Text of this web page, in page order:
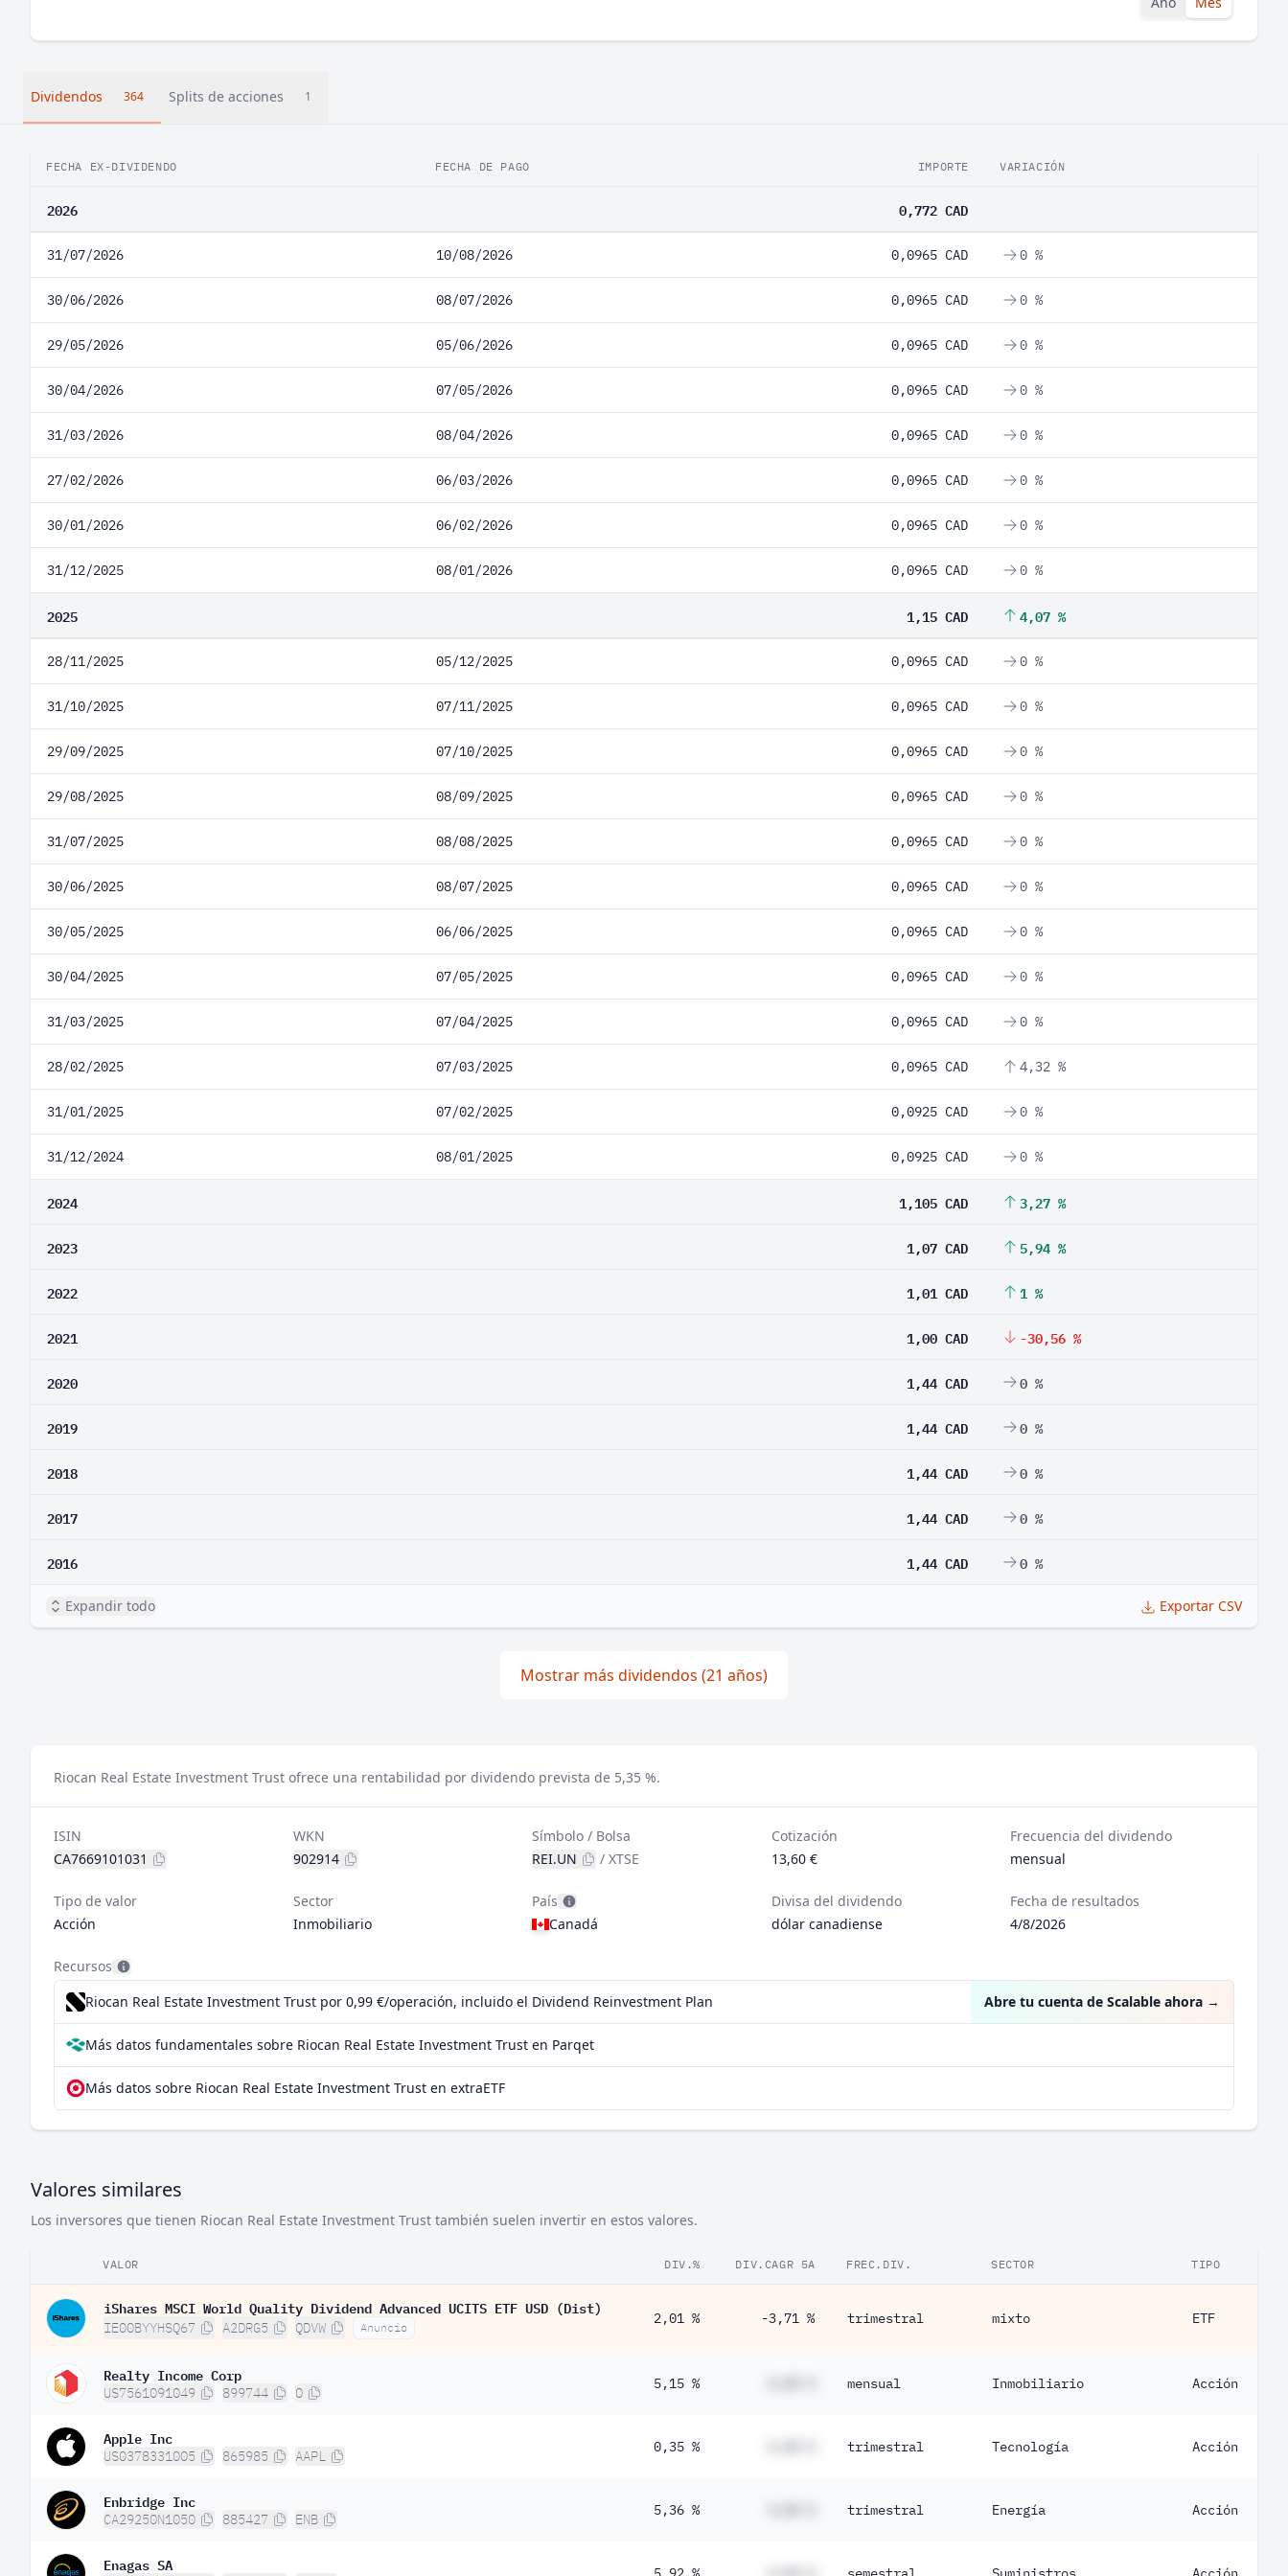
Dividendos 364 Splits de acciones 1
FECHA EX-DIVIDENDO FECHA DE PAGO IMPORTE VARIACIÓN
2026 0,772 CAD
31/07/2026 10/08/2026 0,0965 CAD 0 %
30/06/2026 08/07/2026 0,0965 CAD 0 %
29/05/2026 05/06/2026 0,0965 CAD 0 %
30/04/2026 07/05/2026 0,0965 CAD 0 %
31/03/2026 08/04/2026 0,0965 CAD 0 %
27/02/2026 06/03/2026 0,0965 CAD 0 %
30/01/2026 06/02/2026 0,0965 CAD 0 %
31/12/2025 08/01/2026 0,0965 CAD 0 %
2025 1,15 CAD 4,07 %
28/11/2025 05/12/2025 0,0965 CAD 0 %
31/10/2025 07/11/2025 0,0965 CAD 0 %
29/09/2025 07/10/2025 0,0965 CAD 0 %
29/08/2025 08/09/2025 0,0965 CAD 0 %
31/07/2025 08/08/2025 0,0965 CAD 0 %
30/06/2025 08/07/2025 0,0965 CAD 0 %
30/05/2025 06/06/2025 0,0965 CAD 0 %
30/04/2025 07/05/2025 0,0965 CAD 0 %
31/03/2025 07/04/2025 0,0965 CAD 0 %
28/02/2025 07/03/2025 0,0965 CAD 4,32 %
31/01/2025 07/02/2025 0,0925 CAD 0 %
31/12/2024 08/01/2025 0,0925 CAD 0 %
2024 1,105 CAD 3,27 %
2023 1,07 CAD 5,94 %
2022 1,01 CAD 1 %
2021 1,00 CAD -30,56 %
2020 1,44 CAD 0 %
2019 1,44 CAD 0 %
2018 1,44 CAD 0 %
2017 1,44 CAD 0 %
2016 1,44 CAD 0 %
Expandir todo Exportar CSV
Mostrar más dividendos (21 años)
Riocan Real Estate Investment Trust ofrece una rentabilidad por dividendo prevista de 5,35 %.
ISIN
CA7669101031
WKN
902914
Símbolo / Bolsa
REI.UN
/XTSE
Cotización
13,60 €
Frecuencia del dividendo
mensual
Tipo de valor
Acción
Sector
Inmobiliario
País
Canadá
Divisa del dividendo
dólar canadiense
Fecha de resultados
4/8/2026
Recursos
Riocan Real Estate Investment Trust por 0,99 €/operación, incluido el Dividend Reinvestment Plan
Abre tu cuenta de Scalable ahora →
Más datos fundamentales sobre Riocan Real Estate Investment Trust en Parqet
Más datos sobre Riocan Real Estate Investment Trust en extraETF
Valores similares
Los inversores que tienen Riocan Real Estate Investment Trust también suelen invertir en estos valores.
VALOR DIV.% DIV.CAGR 5A FREC.DIV. SECTOR TIPO
iShares MSCI World Quality Dividend Advanced UCITS ETF USD (Dist)
IE00BYYHSQ67 A2DRG5 QDVW Anuncio
2,01 % -3,71 % trimestral mixto ETF
Realty Income Corp
US7561091049 899744 O
5,15 % mensual Inmobiliario Acción
Apple Inc
US0378331005 865985 AAPL
0,35 % trimestral Tecnología Acción
Enbridge Inc
CA29250N1050 885427 ENB
5,36 % trimestral Energía Acción
Enagas SA